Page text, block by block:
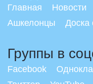
Главная Новости
Ашкелонцы
Доска
Группы в
Facebook